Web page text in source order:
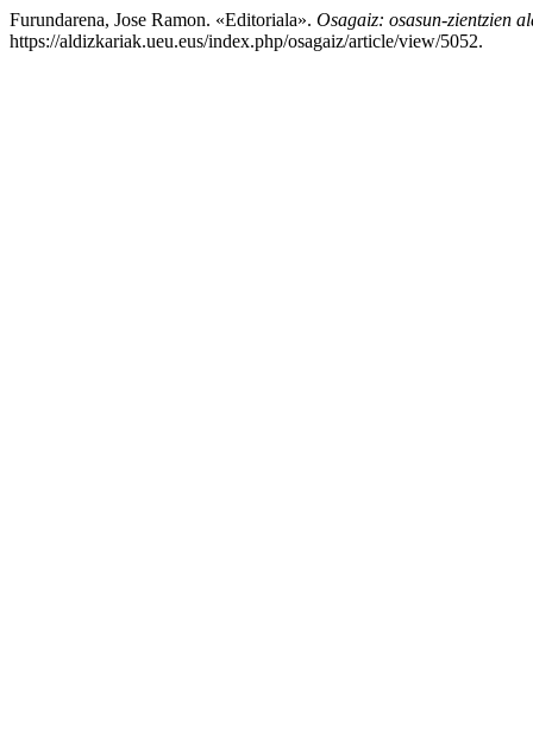
Furundarena, Jose Ramon. «Editoriala». Osagaiz: osasun-zientzien
https://aldizkariak.ueu.eus/index.php/osagaiz/article/view/5052.